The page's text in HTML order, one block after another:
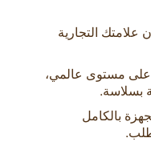
التجارية
على مستوى عالمي،
بسلاسة.
بالكامل